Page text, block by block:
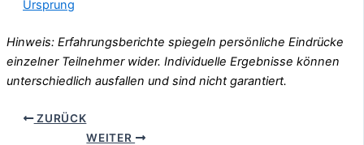
Ursprung
Hinweis: Erfahrungsberichte spiegeln persönliche Eindrücke
einzelner Teilnehmer wider. Individuelle Ergebnisse können
unterschiedlich ausfallen und sind nicht garantiert.
ZURÜCK
WEITER